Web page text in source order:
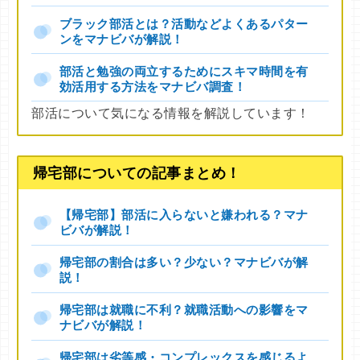
ブラック部活とは？活動などよくあるパター
ンをマナビバが解説！
部活と勉強の両立するためにスキマ時間を有
効活用する方法をマナビバ調査！
部活について気になる情報を解説しています！
帰宅部についての記事まとめ！
【帰宅部】部活に入らないと嫌われる？マナ
ビバが解説！
帰宅部の割合は多い？少ない？マナビバが解
説！
帰宅部は就職に不利？就職活動への影響をマ
ナビバが解説！